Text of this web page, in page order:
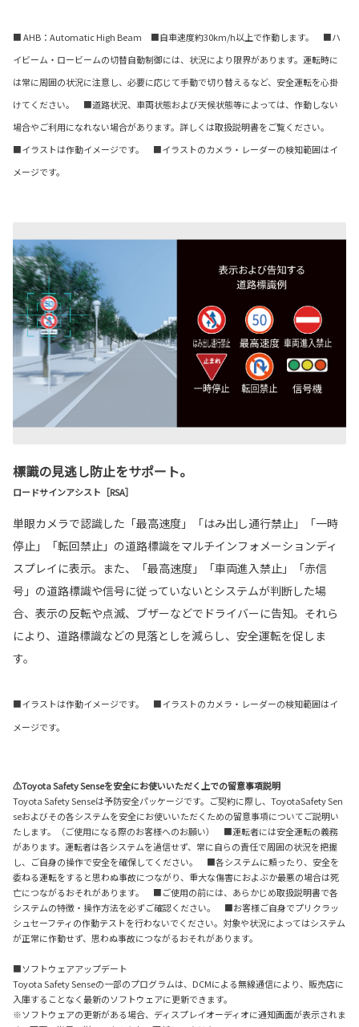
■ AHB：Automatic High Beam ■自車速度約30km/h以上で作動します。 ■ハ
イビーム・ロービームの切替自動制御には、状況により限界があります。運転時に
は常に周囲の状況に注意し、必要に応じて手動で切り替えるなど、安全運転を心掛
けてください。 ■道路状況、車両状態および天候状態等によっては、作動しない
場合やご利用になれない場合があります。詳しくは取扱説明書をご覧ください。
■イラストは作動イメージです。 ■イラストのカメラ・レーダーの検知範囲はイ
メージです。
標識の見逃し防止をサポート。
ロードサインアシスト［RSA］
単眼カメラで認識した「最高速度」「はみ出し通行禁止」「一時
停止」「転回禁止」の道路標識をマルチインフォメーションディ
スプレイに表示。また、「最高速度」「車両進入禁止」「赤信
号」の道路標識や信号に従っていないとシステムが判断した場
合、表示の反転や点滅、ブザーなどでドライバーに告知。それら
により、道路標識などの見落としを減らし、安全運転を促しま
す。
■イラストは作動イメージです。 ■イラストのカメラ・レーダーの検知範囲はイ
メージです。
⚠Toyota Safety Senseを安全にお使いいただく上での留意事項説明
Toyota Safety Senseは予防安全パッケージです。ご契約に際し、ToyotaSafety Sen
seおよびその各システムを安全にお使いいただくための留意事項についてご説明い
たします。（ご使用になる際のお客様へのお願い） ■運転者には安全運転の義務
があります。運転者は各システムを過信せず、常に自らの責任で周囲の状況を把握
し、ご自身の操作で安全を確保してください。 ■各システムに頼ったり、安全を
委ねる運転をすると思わぬ事故につながり、重大な傷害におよぶか最悪の場合は死
亡につながるおそれがあります。 ■ご使用の前には、あらかじめ取扱説明書で各
システムの特徴・操作方法を必ずご確認ください。 ■お客様ご自身でプリクラッ
シュセーフティの作動テストを行わないでください。対象や状況によってはシステム
が正常に作動せず、思わぬ事故につながるおそれがあります。
■ソフトウェアアップデート
Toyota Safety Senseの一部のプログラムは、DCMによる無線通信により、販売店に
入庫することなく最新のソフトウェアに更新できます。
※ソフトウェアの更新がある場合、ディスプレイオーディオに通知画面が表示されま